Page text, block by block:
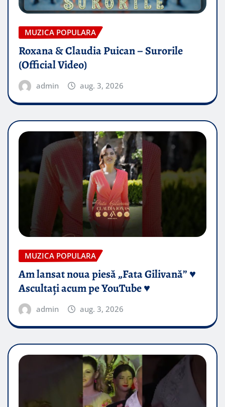
MUZICA POPULARA
Roxana & Claudia Puican – Surorile
(Official Video)
admin aug. 3, 2026
MUZICA POPULARA
Am lansat noua piesă „Fata Gilivană” ♥️
Ascultați acum pe YouTube ♥️
admin aug. 3, 2026